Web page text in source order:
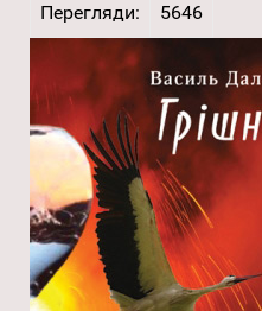
Перегляди: 5646